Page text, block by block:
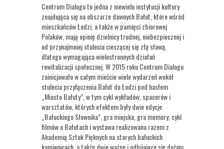
Centrum Dialogu to jedna z niewielu instytucji kultury
znajdująca się na obszarze dawnych Bałut, które wśród
mieszkańców Łodzi, a także w pamięci zbiorowej
Polaków, mają opinię dzielnicy trudnej, niebezpiecznej i
od przynajmniej stulecia cieszącej się złą sławą,
dlatego wymagająca wielostronnych działań
rewitalizacji społecznej. W 2015 roku Centrum Dialogu
zainicjowało w całym mieście wiele wydarzeń wokół
stulecia przyłączenia Bałut do Łodzi pod hasłem
„Miasto Bałuty”, w tym cykl wykładów, spacerów i
warsztatów, których efektem były dwie edycje
„Bałuckiego Słownika”, gra miejska, gra memory, cykl
filmów o Bałutach i wystawa realizowana razem z
Akademią Sztuk Pięknych na starych bałuckich
kamienicach, a także dwie ważne i odbijające się dużym